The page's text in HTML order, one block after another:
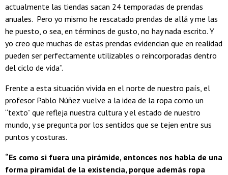
actualmente las tiendas sacan 24 temporadas de prendas
anuales. Pero yo mismo he rescatado prendas de allá y me las
he puesto, o sea, en términos de gusto, no hay nada escrito. Y
yo creo que muchas de estas prendas evidencian que en realidad
pueden ser perfectamente utilizables o reincorporadas dentro
del ciclo de vida”.
Frente a esta situación vivida en el norte de nuestro país, el
profesor Pablo Núñez vuelve a la idea de la ropa como un
“texto” que refleja nuestra cultura y el estado de nuestro
mundo, y se pregunta por los sentidos que se tejen entre sus
puntos y costuras.
“Es como si fuera una pirámide, entonces nos habla de una
forma piramidal de la existencia, porque además ropa